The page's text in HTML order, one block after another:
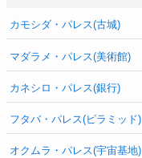
カモシダ・パレス(古城)
マダラメ・パレス(美術館)
カネシロ・パレス(銀行)
フタバ・パレス(ピラミッド)
オクムラ・パレス(宇宙基地)